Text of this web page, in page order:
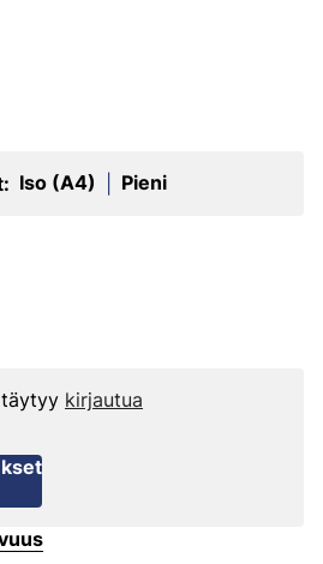
Iso (A4) Pieni
kirjautua